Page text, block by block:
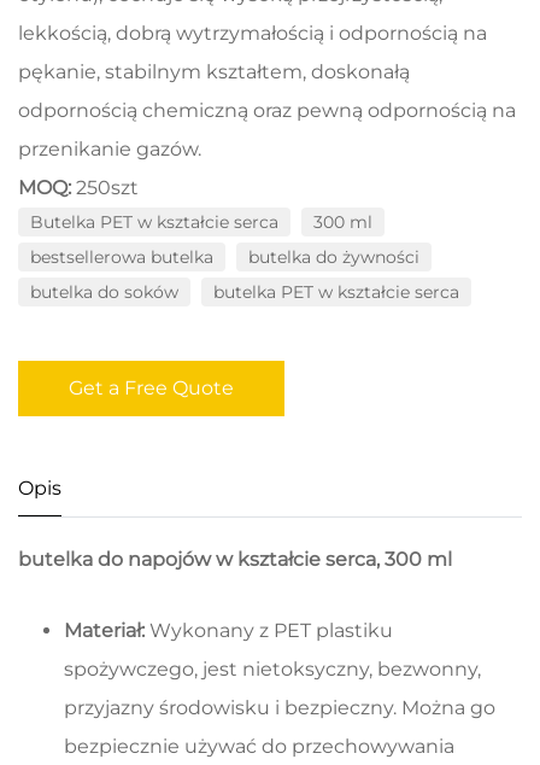
lekkością, dobrą wytrzymałością i odpornością na
pękanie, stabilnym kształtem, doskonałą
odpornością chemiczną oraz pewną odpornością na
przenikanie gazów.
MOQ: 250szt
Butelka PET w kształcie serca
300 ml
bestsellerowa butelka
butelka do żywności
butelka do soków
butelka PET w kształcie serca
Get a Free Quote
Opis
butelka do napojów w kształcie serca, 300 ml
Materiał: Wykonany z PET plastiku
spożywczego, jest nietoksyczny, bezwonny,
przyjazny środowisku i bezpieczny. Można go
bezpiecznie używać do przechowywania